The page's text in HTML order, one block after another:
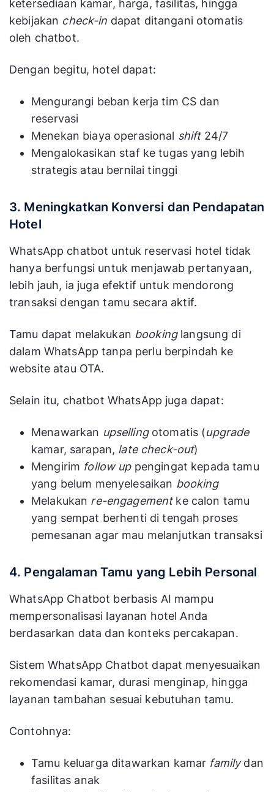
ketersediaan kamar, harga, fasilitas, hingga
kebijakan check-in dapat ditangani otomatis
oleh chatbot.
Dengan begitu, hotel dapat:
Mengurangi beban kerja tim CS dan
reservasi
Menekan biaya operasional shift24/7
Mengalokasikan staf ke tugas yang lebih
strategis atau bernilai tinggi
3. Meningkatkan Konversi dan Pendapatan
Hotel
WhatsApp chatbot untuk reservasi hotel tidak
hanya berfungsi untuk menjawab pertanyaan,
lebih jauh, ia juga efektif untuk mendorong
transaksi dengan tamu secara aktif.
Tamu dapat melakukan bookinglangsung di
dalam WhatsApp tanpa perlu berpindah ke
website atau OTA.
Selain itu, chatbot WhatsApp juga dapat:
Menawarkan upsellingotomatis (upgrade
kamar, sarapan, late check-out)
Mengirim follow uppengingat kepada tamu
yang belum menyelesaikan booking
Melakukan re-engagementke calon tamu
yang sempat berhenti di tengah proses
pemesanan agar mau melanjutkan transaksi
4. Pengalaman Tamu yang Lebih Personal
WhatsApp Chatbot berbasis AI mampu
mempersonalisasi layanan hotel Anda
berdasarkan data dan konteks percakapan.
Sistem WhatsApp Chatbot dapat menyesuaikan
rekomendasi kamar, durasi menginap, hingga
layanan tambahan sesuai kebutuhan tamu.
Contohnya:
Tamu keluarga ditawarkan kamar familydan
fasilitas anak